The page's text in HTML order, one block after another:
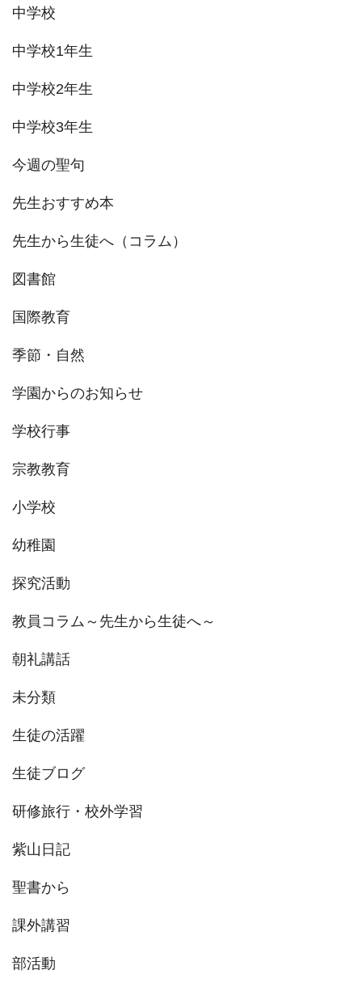
中学校
中学校1年生
中学校2年生
中学校3年生
今週の聖句
先生おすすめ本
先生から生徒へ（コラム）
図書館
国際教育
季節・自然
学園からのお知らせ
学校行事
宗教教育
小学校
幼稚園
探究活動
教員コラム～先生から生徒へ～
朝礼講話
未分類
生徒の活躍
生徒ブログ
研修旅行・校外学習
紫山日記
聖書から
課外講習
部活動